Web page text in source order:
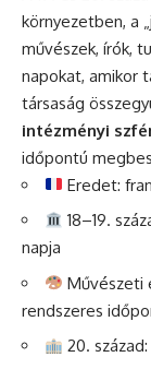
környezetben, a
művészek, írók,
napokat, amikor
társaság
intézményi
időpontú
Eredet:
18–19.
napja
Művészeti
rendszeres
20.